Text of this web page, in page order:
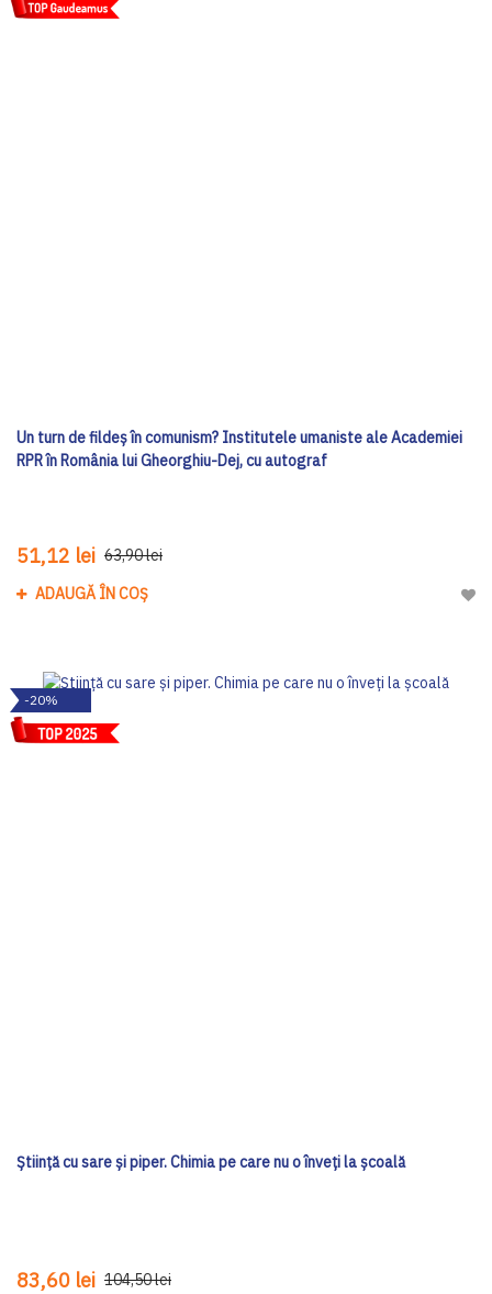
Un turn de fildeș în comunism? Institutele umaniste ale Academiei
RPR în România lui Gheorghiu-Dej, cu autograf
51,12 lei 63,90 lei
ADAUGĂ ÎN COȘ
-20%
Ştiinţă cu sare şi piper. Chimia pe care nu o înveţi la şcoală
83,60 lei 104,50 lei